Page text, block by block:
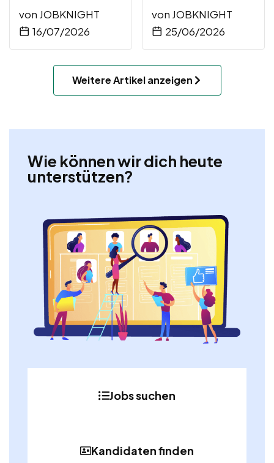
von JOBKNIGHT
16/07/2026
von JOBKNIGHT
25/06/2026
Weitere Artikel anzeigen
Wie können wir dich heute
unterstützen?
Jobs suchen
Kandidaten finden